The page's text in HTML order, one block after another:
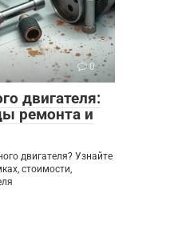
0
двигателя:
ремонта и
двигателя? Узнайте
стоимости,